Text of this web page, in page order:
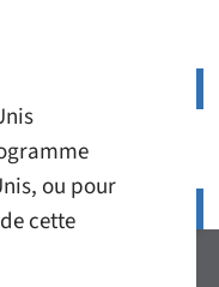
ou pour
cette